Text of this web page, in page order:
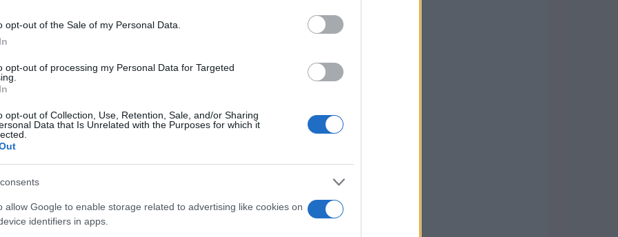
opt-out of the Sale of my Personal Data.
opt-out of processing my Personal Data for Targeted
opt-out of Collection, Use, Retention, Sale, and/or Sharing
Data that Is Unrelated with the Purposes for which it
allow Google to enable storage related to advertising like cookies on
identifiers in apps.
alcune semplici strategie: puntare sul
ancore e scegliere materiali che valorizzino il
spesso basta un accessorio per
pratici per cinque abbinamenti — dal più
tradurli in outfit per il giorno, il weekend